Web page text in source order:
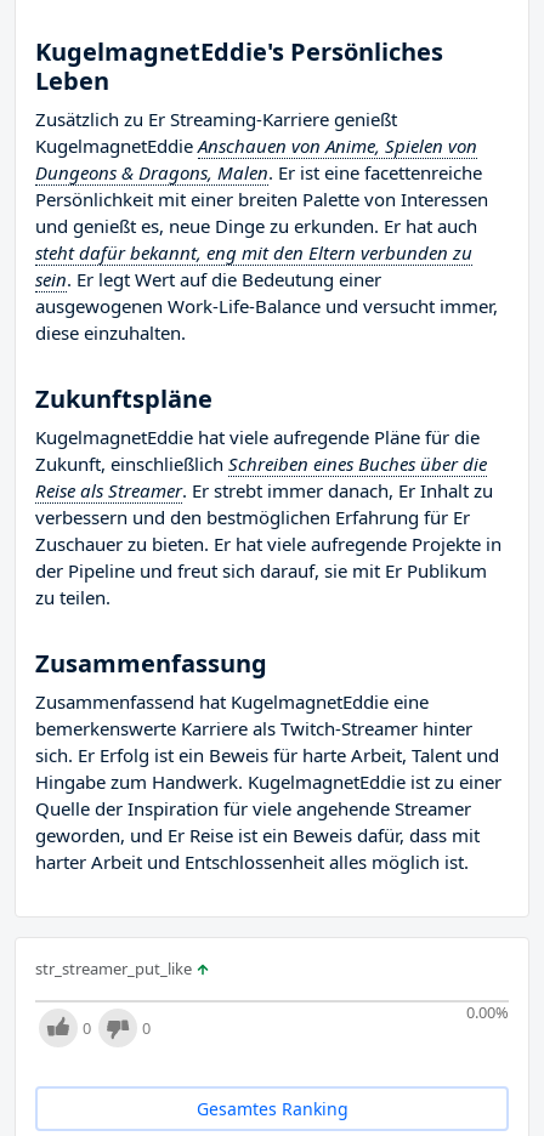
KugelmagnetEddie's Persönliches
Leben
Zusätzlich zu Er Streaming-Karriere genießt
KugelmagnetEddieAnschauen von Anime, Spielen von
Dungeons & Dragons, Malen. Er ist eine facettenreiche
Persönlichkeit mit einer breiten Palette von Interessen
und genießt es, neue Dinge zu erkunden. Er hat auch
steht dafür bekannt, eng mit den Eltern verbunden zu
sein. Er legt Wert auf die Bedeutung einer
ausgewogenen Work-Life-Balance und versucht immer,
diese einzuhalten.
Zukunftspläne
KugelmagnetEddie hat viele aufregende Pläne für die
Zukunft, einschließlich Schreiben eines Buches über die
Reise als Streamer. Er strebt immer danach, Er Inhalt zu
verbessern und den bestmöglichen Erfahrung für Er
Zuschauer zu bieten. Er hat viele aufregende Projekte in
der Pipeline und freut sich darauf, sie mit Er Publikum
zu teilen.
Zusammenfassung
Zusammenfassend hat KugelmagnetEddie eine
bemerkenswerte Karriere als Twitch-Streamer hinter
sich. Er Erfolg ist ein Beweis für harte Arbeit, Talent und
Hingabe zum Handwerk. KugelmagnetEddie ist zu einer
Quelle der Inspiration für viele angehende Streamer
geworden, und Er Reise ist ein Beweis dafür, dass mit
harter Arbeit und Entschlossenheit alles möglich ist.
str_streamer_put_like
0.00%
0 0
Gesamtes Ranking